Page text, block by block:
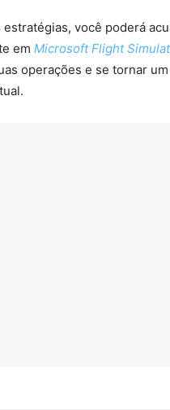
estratégias, você poderá
em Microsoft Flight
operações e se tornar